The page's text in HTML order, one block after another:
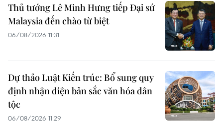
Thủ tướng Lê Minh Hưng tiếp Đại sứ
Malaysia đến chào từ biệt
06/08/2026 11:31
Dự thảo Luật Kiến trúc: Bổ sung quy
định nhận diện bản sắc văn hóa dân
tộc
06/08/2026 11:29